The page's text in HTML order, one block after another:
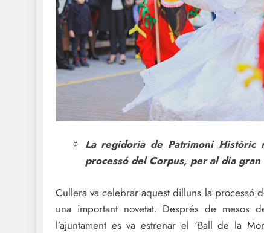
La regidoria de Patrimoni Històric
processó del Corpus, per al dia
Cullera va celebrar aquest dilluns la processó
una important novetat. Després de
l’ajuntament es va estrenar el ‘Ball de la